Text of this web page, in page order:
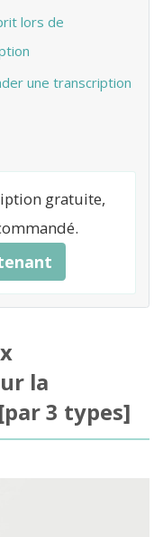
lors de
une transcription
gratuite,
la
3 types]